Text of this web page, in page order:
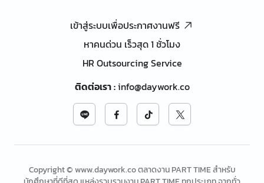
เข้าสู่ระบบเพื่อประกาศงานฟรี
หาคนด่วน เร็วสุด 1 ชั่วโมง
HR Outsourcing Service
ติดต่อเรา:info@daywork.co
Copyright © www.daywork.co ตลาดงาน PART TIME สำหรับ